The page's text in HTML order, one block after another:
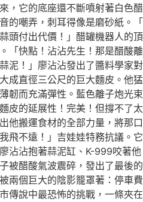
，它的底座還不斷噴射著白色
的嘲弄，刺耳得像是磨砂紙。
頭付出代價！」醋罐機器人的
「快點！沾沾先生！那是醋酸
！」廖沾沾發出了醬料學家
成直徑三公尺的巨大麵皮。他猛
韌而充滿彈性。藍色離子炮光
皮的延展性！完美！但撐不了
他搬運食材的全部力量，將那
不遠！」吉娃娃特務抗議。
沾沾抱著蒜泥缸、K-999咬著
被醋酸氣波震碎，發出了最後
兩個巨大的陰影籠罩著：停車
傳說中最恐怖的挑戰，一條夾